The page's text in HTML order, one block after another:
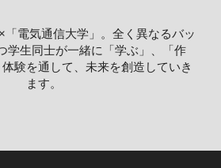
「電気通信大学」。全く異なるバッ
学生同士が一緒に「学ぶ」、「作
験を通して、未来を創造していき
ます。